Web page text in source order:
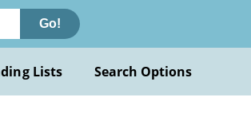
Go!
Lists Search Options